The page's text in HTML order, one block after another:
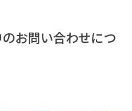
お問い合わせにつ